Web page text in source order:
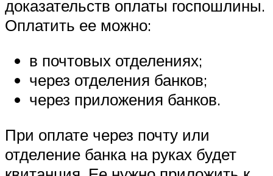
доказательств оплаты госпошлины.
Оплатить ее можно:
в почтовых отделениях;
через отделения банков;
через приложения банков.
При оплате через почту или
отделение банка на руках будет